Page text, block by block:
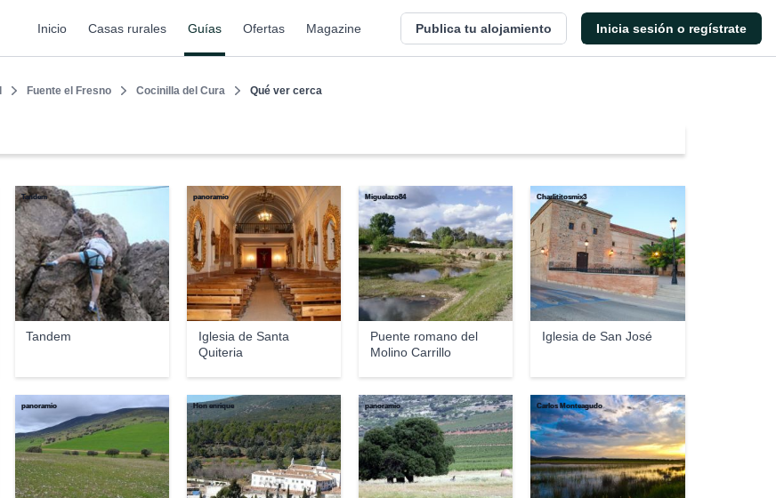
Inicio Casas rurales Guías Ofertas Magazine Publica tu alojamiento Inicia sesión o regístrate
Fuente el Fresno Cocinilla del Cura Qué ver cerca
Tandem
Tandem
Iglesia de Santa
Quiteria
panoramio
Puente romano del
Molino Carrillo
Miguelazo84
Iglesia de San José
Charlititosmix3
panoramio Hon enrique panoramio Carlos Monteagudo